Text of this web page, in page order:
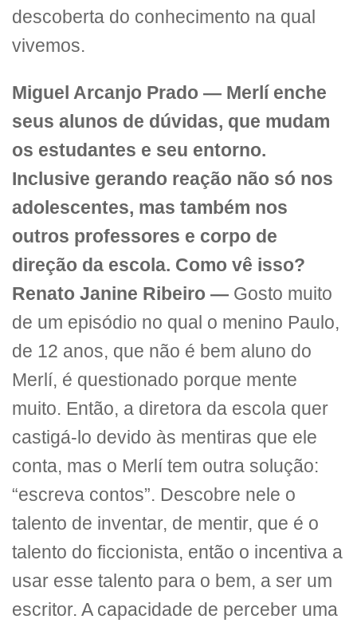
descoberta do conhecimento na qual
vivemos.
Miguel Arcanjo Prado — Merlí enche
seus alunos de dúvidas, que mudam
os estudantes e seu entorno.
Inclusive gerando reação não só nos
adolescentes, mas também nos
outros professores e corpo de
direção da escola. Como vê isso?
Renato Janine Ribeiro — Gosto muito
de um episódio no qual o menino Paulo,
de 12 anos, que não é bem aluno do
Merlí, é questionado porque mente
muito. Então, a diretora da escola quer
castigá-lo devido às mentiras que ele
conta, mas o Merlí tem outra solução:
“escreva contos”. Descobre nele o
talento de inventar, de mentir, que é o
talento do ficcionista, então o incentiva a
usar esse talento para o bem, a ser um
escritor. A capacidade de perceber uma